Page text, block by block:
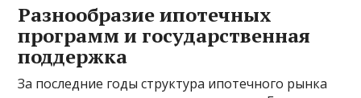
Разнообразие ипотечных
программ и государственная
поддержка
За последние годы структура ипотечного рынка